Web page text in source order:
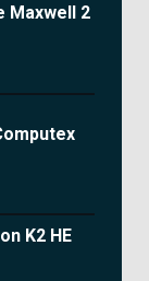
Maxwell 2
K2 HE